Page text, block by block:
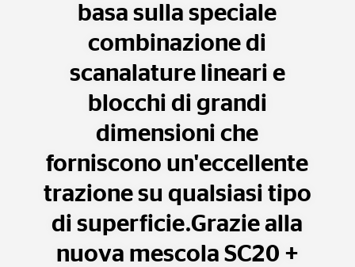
basa sulla speciale
combinazione di
scanalature lineari e
blocchi di grandi
dimensioni che
forniscono un'eccellente
trazione su qualsiasi tipo
di superficie.Grazie alla
nuova mescola SC20 +